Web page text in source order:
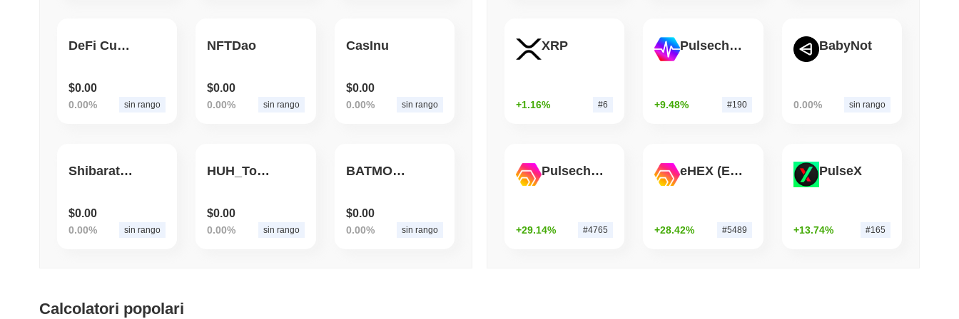
BITCOIN HACKERS
Boltz Ha Chiuso Il Proprio Ponte Bitcoin Dopo Che Gli Attaccanti AI
DeFi Cubed
$0.00
0.00% sin rango
NFTDao
$0.00
0.00% sin rango
CasInu
$0.00
0.00% sin rango
Shibarate Inu
$0.00
0.00% sin rango
HUH_Token
$0.00
0.00% sin rango
BATMOON
$0.00
0.00% sin rango
XRP
+1.16% #6
Pulsechain
+9.48% #190
BabyNot
0.00% sin rango
Pulsechain Bridged HEX (Pulsechain)
+29.14% #4765
eHEX (Ethereum)
+28.42% #5489
PulseX
+13.74% #165
Calcolatori popolari